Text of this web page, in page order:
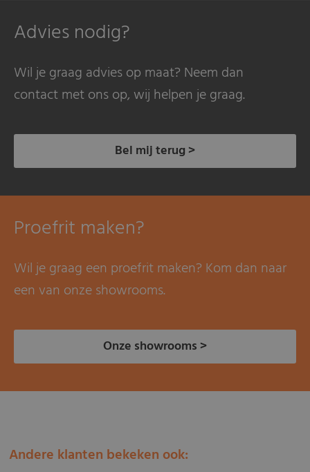
Advies nodig?
Wil je graag advies op maat? Neem dan
contact met ons op, wij helpen je graag.
Bel mij terug >
Proefrit maken?
Wil je graag een proefrit maken? Kom dan naar
een van onze showrooms.
Onze showrooms >
Andere klanten bekeken ook: